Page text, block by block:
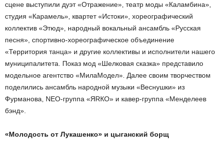
сцене выступили дуэт «Отражение», театр моды «Каламбина»,
студия «Карамель», квартет «Истоки», хореографический
коллектив «Этюд», народный вокальный ансамбль «Русская
песня», спортивно-хореографическое объединение
«Территория танца» и другие коллективы и исполнители нашего
муниципалитета. Показ мод «Шелковая сказка» представило
модельное агентство «МилаМодел». Далее своим творчеством
поделились ансамбль народной музыки «Веснушки» из
Фурманова, NEO-группа «ЯRКО» и кавер-группа «Менделеев
бэнд».
«Молодость от Лукашенко» и цыганский борщ